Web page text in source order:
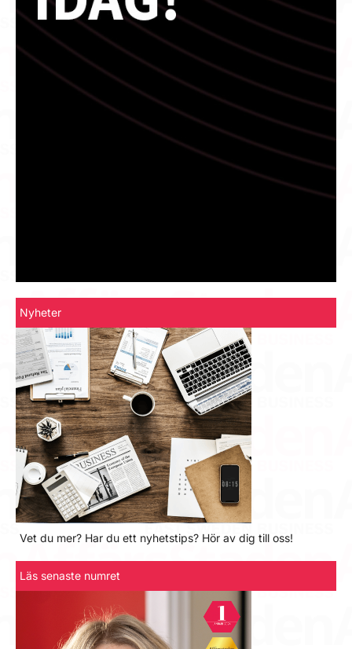
Nyheter
Vet du mer? Har du ett nyhetstips? Hör av dig till oss!
Läs senaste numret